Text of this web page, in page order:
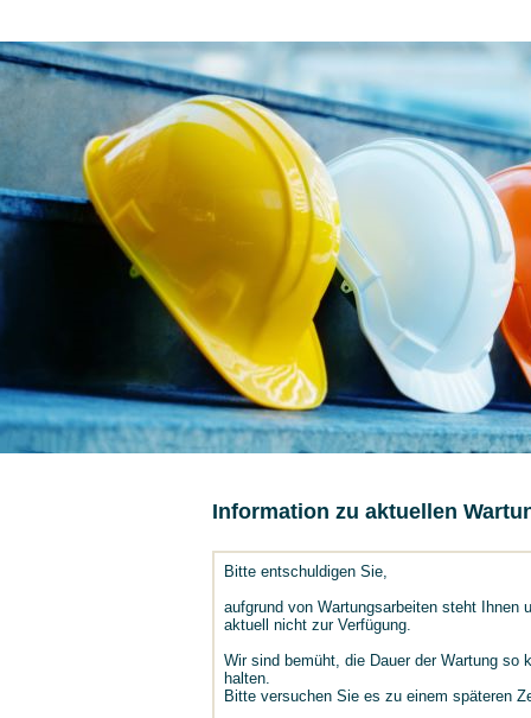
Information zu aktuellen
Bitte entschuldigen Sie,
aufgrund von Wartungsarbeiten steht Ihnen
aktuell nicht zur Verfügung.
Wir sind bemüht, die Dauer der Wartung so
halten.
Bitte versuchen Sie es zu einem späteren